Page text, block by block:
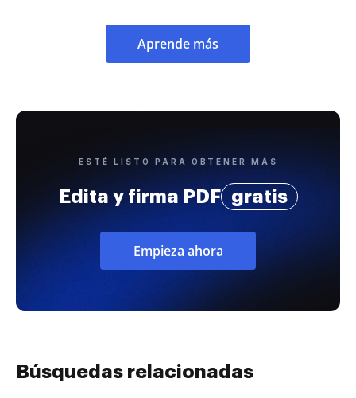
Aprende más
ESTÉ LISTO PARA OBTENER MÁS
Edita y firma PDF gratis
Empieza ahora
Búsquedas relacionadas